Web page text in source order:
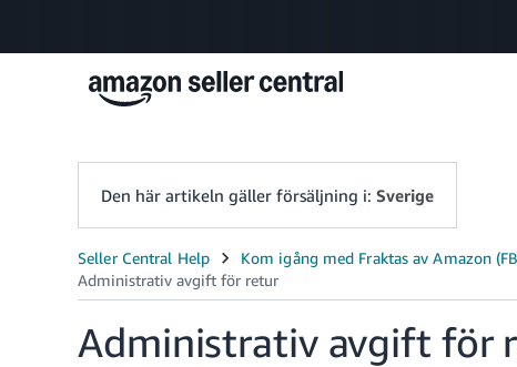
Den här artikeln gäller försäljning i: Sverige
Administrativ avgift för